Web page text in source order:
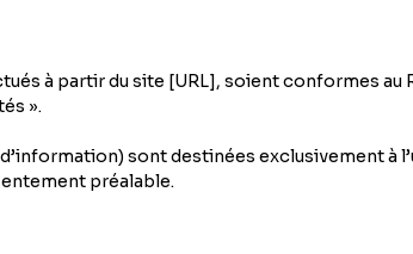
à partir du site [URL], soient conformes au
».
sont destinées exclusivement à
préalable.